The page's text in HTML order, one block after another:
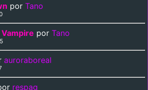
por Tano
por Tano
auroraboreal
respag